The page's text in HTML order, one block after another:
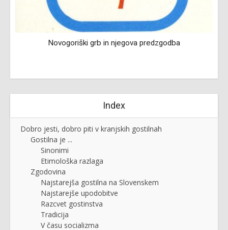
Novogoriški grb in njegova predzgodba
Index
Dobro jesti, dobro piti v kranjskih gostilnah
Gostilna je ...
Sinonimi
Etimološka razlaga
Zgodovina
Najstarejša gostilna na Slovenskem
Najstarejše upodobitve
Razcvet gostinstva
Tradicija
V času socializma